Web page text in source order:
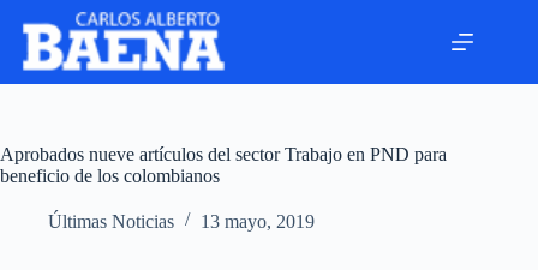
Aprobados nueve artículos del sector Trabajo en PND para
beneficio de los colombianos
Últimas Noticias 13 mayo, 2019